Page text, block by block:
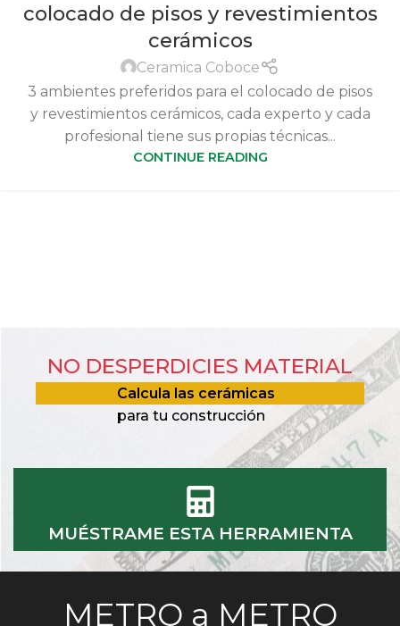
colocado de pisos y revestimientos
cerámicos
Ceramica Coboce
3 ambientes preferidos para el colocado de pisos
y revestimientos cerámicos, cada experto y cada
profesional tiene sus propias técnicas...
CONTINUE READING
NO DESPERDICIES MATERIAL
Calcula las cerámicas
para tu construcción
MUÉSTRAME ESTA HERRAMIENTA
METRO a METRO